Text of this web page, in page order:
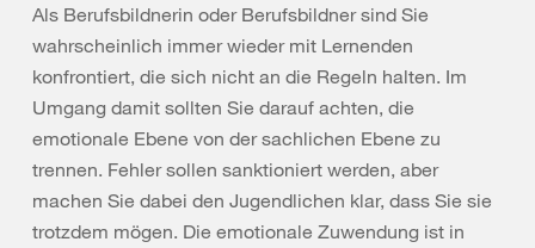
Als Berufsbildnerin oder Berufsbildner sind Sie
wahrscheinlich immer wieder mit Lernenden
konfrontiert, die sich nicht an die Regeln halten. Im
Umgang damit sollten Sie darauf achten, die
emotionale Ebene von der sachlichen Ebene zu
trennen. Fehler sollen sanktioniert werden, aber
machen Sie dabei den Jugendlichen klar, dass Sie sie
trotzdem mögen. Die emotionale Zuwendung ist in